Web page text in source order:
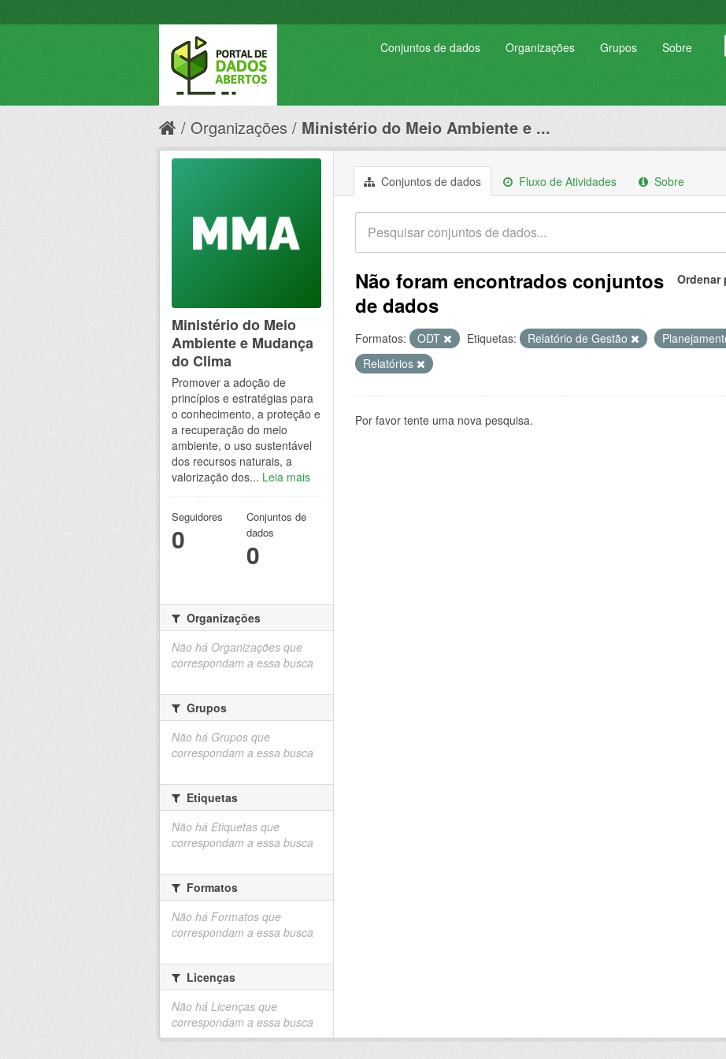
Conjuntos de dados Organizações Grupos Sobre
Organizações Ministério do Meio Ambiente e ...
Conjuntos de dados Fluxo de Atividades Sobre
Ordenar
Não foram encontrados conjuntos
de dados
Formatos: ODT Etiquetas: Relatório de Gestão
Relatórios
Por favor tente uma nova pesquisa.
Ministério do Meio
Ambiente e Mudança
do Clima
Promover a adoção de
princípios e estratégias para
o conhecimento, a proteção e
a recuperação do meio
ambiente, o uso sustentável
dos recursos naturais, a
valorização dos... Leia mais
Seguidores
0
Conjuntos de
dados
0
Organizações
Não há Organizações que
correspondam a essa busca
Grupos
Não há Grupos que
correspondam a essa busca
Etiquetas
Não há Etiquetas que
correspondam a essa busca
Formatos
Não há Formatos que
correspondam a essa busca
Licenças
Não há Licenças que
correspondam a essa busca